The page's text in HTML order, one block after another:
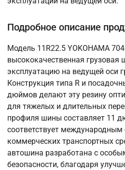
Подробное описание
Модель 11R22.5 YOKOHAMA
высококачественная грузовая
эксплуатацию на ведущей оси
Конструкция типа R и
дюймов делают эту резину
для тяжелых и длительных
профиля шины составляет 11
соответствует
коммерческих транспортных
автошина разработана с
безопасности, благодаря